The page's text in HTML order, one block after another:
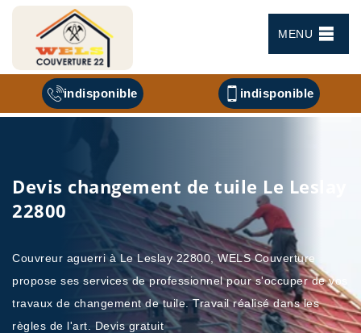
MENU
indisponible indisponible
Devis changement de tuile Le Leslay
22800
Couvreur aguerri à Le Leslay 22800, WELS Couverture
propose ses services de professionnel pour s'occuper de vos
travaux de changement de tuile. Travail réalisé dans les
règles de l'art. Devis gratuit